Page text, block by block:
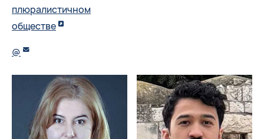
плюралистичном
обществе
@